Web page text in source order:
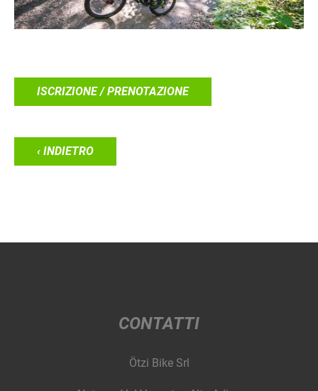
ISCRIZIONE / PRENOTAZIONE
‹ INDIETRO
CONTATTI
Ötzi Bike Srl